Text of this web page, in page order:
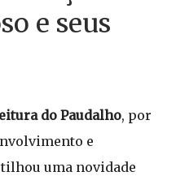
e seus
do Paudalho, por
e
uma novidade